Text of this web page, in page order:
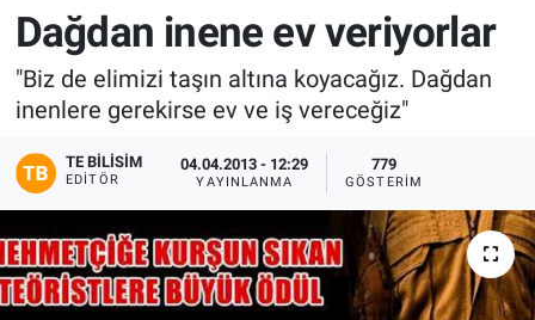
Dağdan inene ev veriyorlar
"Biz de elimizi taşın altına koyacağız. Dağdan
inenlere gerekirse ev ve iş vereceğiz"
TE BILISIM
EDITÖR
04.04.2013 - 12:29
YAYINLANMA
779
GÖSTERIM
Trafik Durumu
Süper Lig Puan Durumu ve Fikstür
Tüm Manşetler
Haber Arşivi